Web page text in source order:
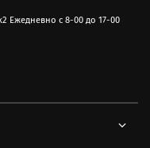
Ежедневно с 8-00 до 17-00